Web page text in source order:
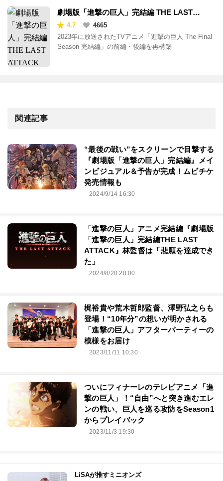
劇場版「進撃の巨人」完結編 THE LAST
ATTACK
4.7
4665
2023年に放送されたTVアニメ「進撃の巨人 The Final
Season 完結編」の前編・後編を再構築
関連記事
“最後の戦い”をスクリーンで目撃する
『劇場版「進撃の巨人」完結編』メイ
ンビジュアル＆予告が完成！ムビチケ
発売情報も
2024/9/14 16:30
「進撃の巨人」アニメ完結編『劇場版
「進撃の巨人」完結編THE LAST
ATTACK』林監督は「悲願を達成でき
た」
2024/8/20 20:00
梶裕貴や荒木哲郎監督、澤野弘之らも
登場！“10年分”の想いが明かされる
「進撃の巨人」アフターパーティーの
模様をお届け
2023/11/11 10:30
ついにフィナーレのテレビアニメ「進
撃の巨人」！“自由”へと突き進むエレ
ンの戦い、巨人を巡る攻防をSeason1
からプレイバック
2023/11/3 19:30
LiSAが推すミニオンズ